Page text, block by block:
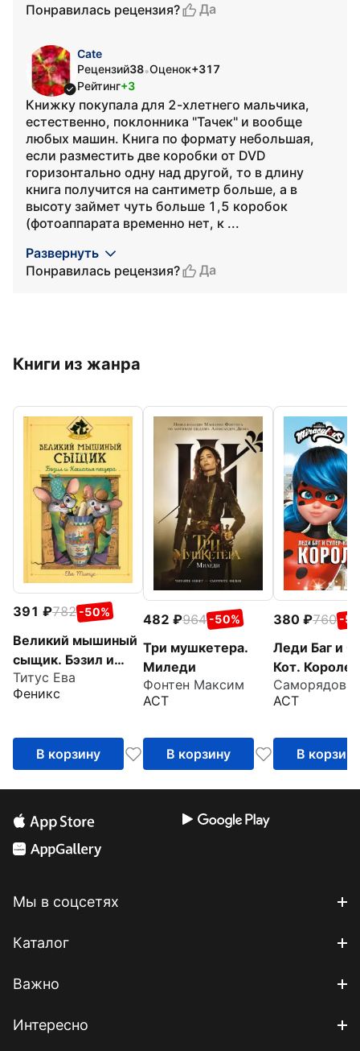
Понравилась рецензия?
Да
Cate
Рецензий38•Оценок+317
Рейтинг+3
Книжку покупала для 2-хлетнего мальчика,
естественно, поклонника "Тачек" и вообще
любых машин. Книга по формату небольшая,
если разместить две коробки от DVD
горизонтально одну над другой, то в длину
книга получится на сантиметр больше, а в
высоту займет чуть больше 1,5 коробок
(фотоаппарата временно нет, к ...
Развернуть
Понравилась рецензия?
Да
Книги из жанра
391 782 -50%
Великий мышиный
сыщик. Бэзил и
Кошачья пещера
Титус Ева
Феникс
В корзину
482 964 -50%
Три мушкетера.
Миледи
Фонтен Максим
АСТ
В корзину
380 760 -
Леди Баг и
Кот.
АСТ
В корзину
Мы в соцсетях
Каталог
Важно
Интересно